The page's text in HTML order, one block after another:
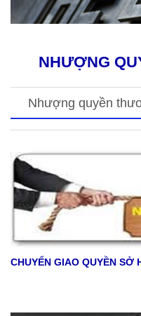
NHƯỢNG
Nhượng quyền
CHUYỂN GIAO QUYỀN SỞ